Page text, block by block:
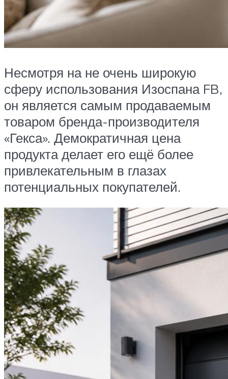
Несмотря на не очень широкую
сферу использования Изоспана FB,
он является самым продаваемым
товаром бренда-производителя
«Гекса». Демократичная цена
продукта делает его ещё более
привлекательным в глазах
потенциальных покупателей.